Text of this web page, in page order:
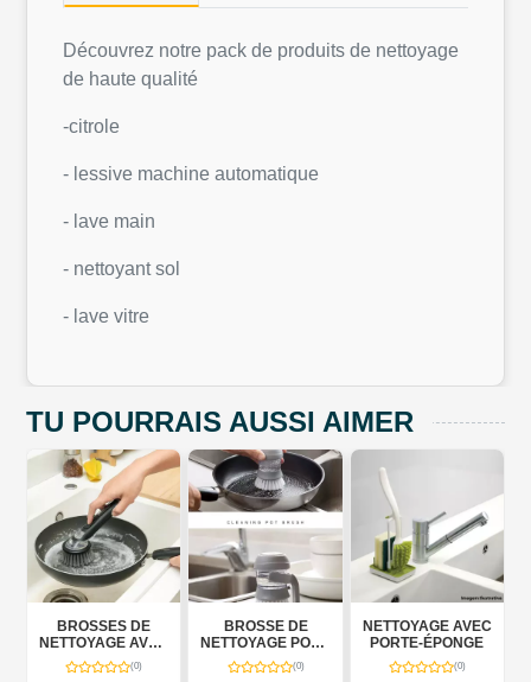
Découvrez notre pack de produits de nettoyage
de haute qualité
-citrole
- lessive machine automatique
- lave main
- nettoyant sol
- lave vitre
TU POURRAIS AUSSI AIMER
BROSSES DE
NETTOYAGE AVEC
DISTRIBUTEUR
SAVON 3 EN 1
(0)
BROSSE DE
NETTOYAGE POUR
CUISINE(0)
NETTOYAGE AVEC
PORTE-ÉPONGE
(0)